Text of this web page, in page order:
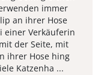
immer
an ihrer Hose
einer Verkäuferin
der Seite, mit
ihrer Hose hing
Katzenha ...